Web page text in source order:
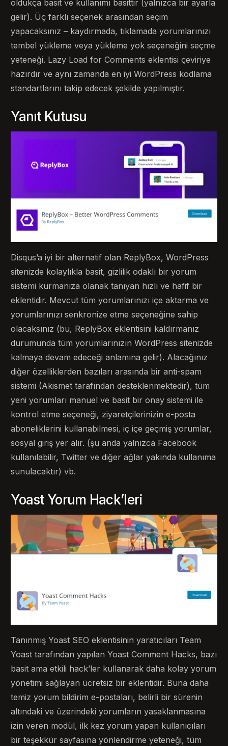
oldukça basit ve kullanımı basittir (yalnızca bir ayarla
gelir). Üç farklı seçenek arasından seçim
yapacaksınız – kaydırmada, tıklamada yorumlarınızı
tembel yükleme veya yükleme yok seçeneğini seçme
yeteneği. Lazy Load for Comments eklentisi çeviriye
hazırdır ve aynı zamanda en iyi WordPress kodlama
standartlarını takip edecek şekilde yapılmıştır.
Yanıt Kutusu
Disqus’a iyi bir alternatif olan ReplyBox, WordPress
sitenizde kolaylıkla basit, gizlilik odaklı bir yorum
sistemi kurmanıza olanak tanıyan hızlı ve hafif bir
eklentidir. Mevcut tüm yorumlarınızı içe aktarma ve
yorumlarınızı senkronize etme seçeneğine sahip
olacaksınız (bu, ReplyBox eklentisini kaldırmanız
durumunda tüm yorumlarınızın WordPress sitenizde
kalmaya devam edeceği anlamına gelir). Alacağınız
diğer özelliklerden bazıları arasında bir anti-spam
sistemi (Akismet tarafından desteklenmektedir), tüm
yeni yorumları manuel ve basit bir onay sistemi ile
kontrol etme seçeneği, ziyaretçilerinizin e-posta
aboneliklerini kullanabilmesi, iç içe geçmiş yorumlar,
sosyal giriş yer alır. (şu anda yalnızca Facebook
kullanılabilir, Twitter ve diğer ağlar yakında kullanıma
sunulacaktır) vb.
Yoast Yorum Hack’leri
Tanınmış Yoast SEO eklentisinin yaratıcıları Team
Yoast tarafından yapılan Yoast Comment Hacks, bazı
basit ama etkili hack’ler kullanarak daha kolay yorum
yönetimi sağlayan ücretsiz bir eklentidir. Buna daha
temiz yorum bildirim e-postaları, belirli bir sürenin
altındaki ve üzerindeki yorumların yasaklanmasına
izin veren modül, ilk kez yorum yapan kullanıcıları
bir teşekkür sayfasına yönlendirme yeteneği, tüm